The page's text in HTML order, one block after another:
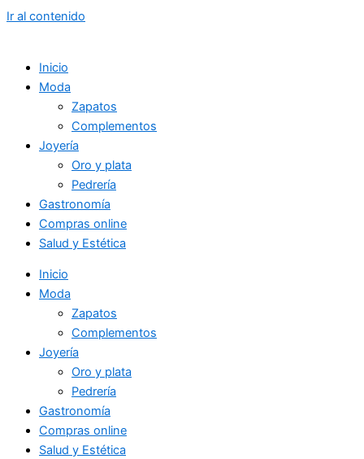
Ir al contenido
Inicio
Moda
Zapatos
Complementos
Joyería
Oro y plata
Pedrería
Gastronomía
Compras online
Salud y Estética
Inicio
Moda
Zapatos
Complementos
Joyería
Oro y plata
Pedrería
Gastronomía
Compras online
Salud y Estética